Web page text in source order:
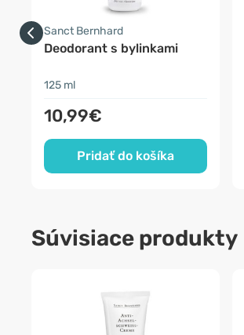
Sanct Bernhard
Deodorant s bylinkami
125 ml
10,99€
Pridať do košíka
Súvisiace produkty